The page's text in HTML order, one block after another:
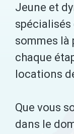
Jeune et
sommes là
chaque
locations
Que vous
dans le